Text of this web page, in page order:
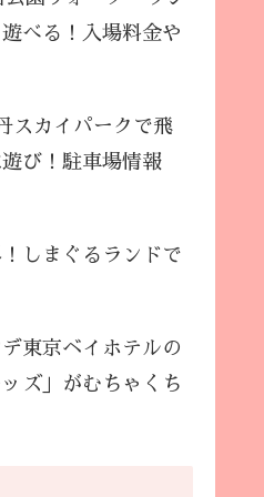
べる！入場料金や
スカイパークで飛
び！駐車場情報
しまぐるランドで
東京ベイホテルの
ズ」がむちゃくち